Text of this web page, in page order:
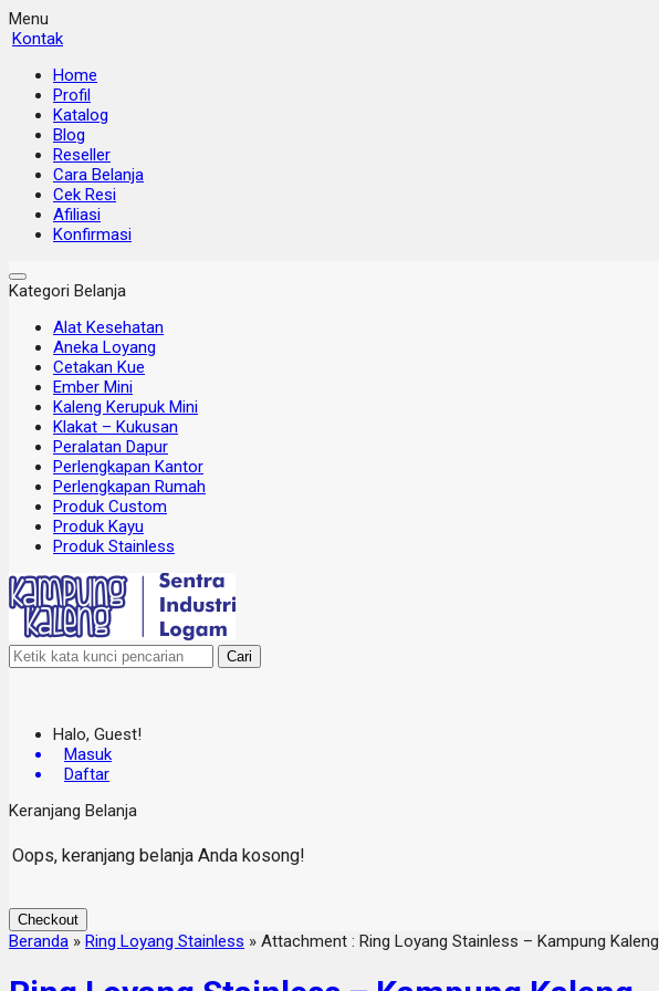
Menu
Kontak
Home
Profil
Katalog
Blog
Reseller
Cara Belanja
Cek Resi
Afiliasi
Konfirmasi
Kategori Belanja
Alat Kesehatan
Aneka Loyang
Cetakan Kue
Ember Mini
Kaleng Kerupuk Mini
Klakat – Kukusan
Peralatan Dapur
Perlengkapan Kantor
Perlengkapan Rumah
Produk Custom
Produk Kayu
Produk Stainless
Cari
Halo, Guest!
Masuk
Daftar
Keranjang Belanja
Oops, keranjang belanja Anda kosong!
Checkout
Beranda » Ring Loyang Stainless » Attachment : Ring Loyang Stainless – Kampung Kaleng